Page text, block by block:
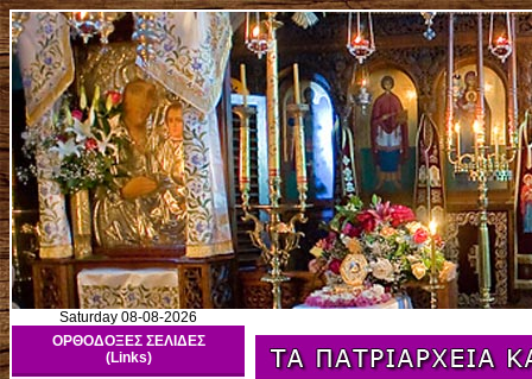
Saturday 08-08-2026
ΟΡΘΟΔΟΞΕΣ ΣΕΛΙΔΕΣ
(Links)